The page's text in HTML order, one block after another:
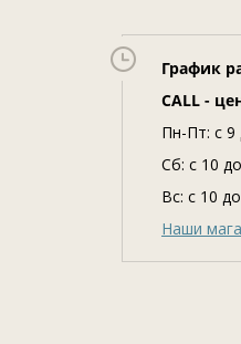
График
CALL -
Пн-Пт: c 9
Сб: с 10
Вс: с 10
Наши